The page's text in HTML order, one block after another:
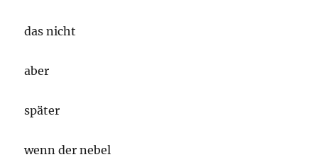
das nicht
aber
später
wenn der nebel